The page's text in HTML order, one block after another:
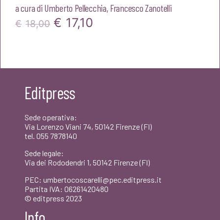
a cura di Umberto Pellecchia, Francesco Zanotelli
€ 18,00 Il
€18,00.
€ 17,10
Editpress
Sede operativa:
Via Lorenzo Viani 74, 50142 Firenze (FI)
tel. 055 7878140
Sede legale:
Via dei Rododendri 1, 50142 Firenze (FI)
PEC: umbertocoscarelli@pec.editpress.it
Partita IVA: 06261420480
© editpress 2023